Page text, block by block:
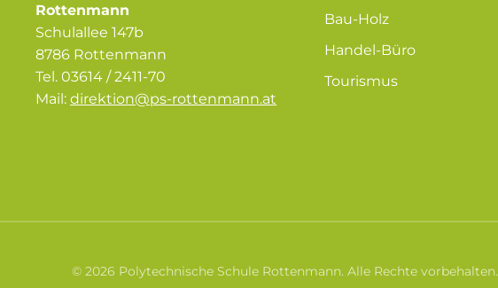
Rottenmann
Schulallee 147b
8786 Rottenmann
Tel. 03614 / 2411-70
Mail: direktion@ps-rottenmann.at
Bau-Holz
Handel-Büro
Tourismus
©2026 Polytechnische Schule Rottenmann. Alle Rechte vorbehalten.